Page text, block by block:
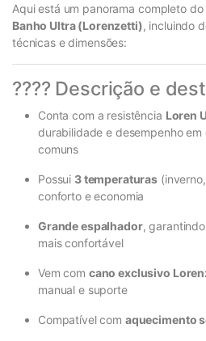
Aqui está um panorama completo do
Banho Ultra (Lorenzetti), incluindo
técnicas e dimensões:
???? Descrição e
Conta com a resistência Loren
durabilidade e desempenho
comuns
Possui 3 temperaturas
conforto e economia
Grande espalhador,
mais confortável
Vem com cano exclusivo
manual e suporte
Compatível com aquecimento